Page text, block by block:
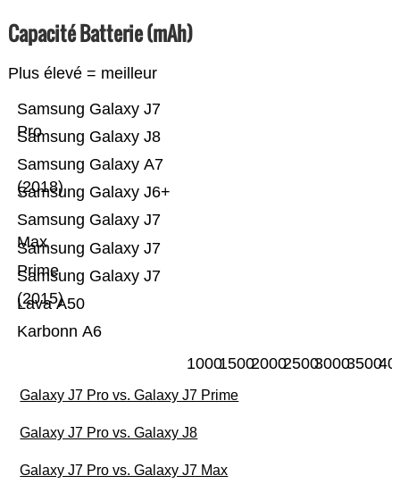
Capacité Batterie (mAh)
Plus élevé = meilleur
Karbonn A6
Lava A50
Samsung Galaxy J7
(2015)
Samsung Galaxy J7
Prime
Samsung Galaxy J7
Max
Samsung Galaxy J6+
Samsung Galaxy A7
(2018)
Samsung Galaxy J8
Samsung Galaxy J7
Pro
100015002000250030003500
Galaxy J7 Pro vs. Galaxy J7 Prime
Galaxy J7 Pro vs. Galaxy J8
Galaxy J7 Pro vs. Galaxy J7 Max